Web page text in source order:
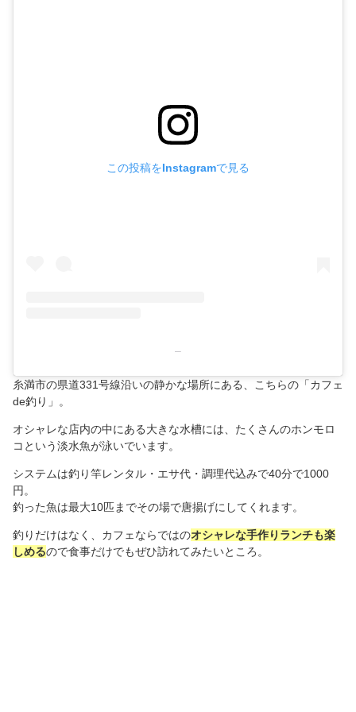
この投稿をInstagramで見る
–
糸満市の県道331号線沿いの静かな場所にある、こちらの「カフェ
de釣り」。
オシャレな店内の中にある大きな水槽には、たくさんのホンモロ
コという淡水魚が泳いでいます。
システムは釣り竿レンタル・エサ代・調理代込みで40分で1000
円。
釣った魚は最大10匹までその場で唐揚げにしてくれます。
釣りだけはなく、カフェならではのオシャレな手作りランチも楽
しめるので食事だけでもぜひ訪れてみたいところ。